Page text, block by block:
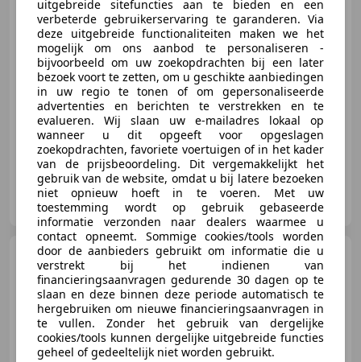
€ 4.745
05/2012 104.000 km Benzine 50 kW (68 PK)
Autohandel Voorst
NL-8042 PG ZWOLLE
Mitsubishi Space Star
1.0 Inform Airco (APK:Nieuw)
Incl.Garantie
€ 5.445
uitgebreide sitefuncties aan te bieden en een
verbeterde gebruikerservaring te garanderen. Via
deze uitgebreide functionaliteiten maken we het
mogelijk om ons aanbod te personaliseren -
bijvoorbeeld om uw zoekopdrachten bij een later
bezoek voort te zetten, om u geschikte aanbiedingen
in uw regio te tonen of om gepersonaliseerde
advertenties en berichten te verstrekken en te
evalueren. Wij slaan uw e-mailadres lokaal op
wanneer u dit opgeeft voor opgeslagen
zoekopdrachten, favoriete voertuigen of in het kader
van de prijsbeoordeling. Dit vergemakkelijkt het
gebruik van de website, omdat u bij latere bezoeken
niet opnieuw hoeft in te voeren. Met uw
toestemming wordt op gebruik gebaseerde
informatie verzonden naar dealers waarmee u
contact opneemt. Sommige cookies/tools worden
door de aanbieders gebruikt om informatie die u
verstrekt bij het indienen van
financieringsaanvragen gedurende 30 dagen op te
slaan en deze binnen deze periode automatisch te
hergebruiken om nieuwe financieringsaanvragen in
te vullen. Zonder het gebruik van dergelijke
cookies/tools kunnen dergelijke uitgebreide functies
geheel of gedeeltelijk niet worden gebruikt.